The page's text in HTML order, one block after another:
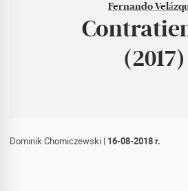
Fernando
(2017)
Dominik Chomiczewski | 16-08-2018 r.